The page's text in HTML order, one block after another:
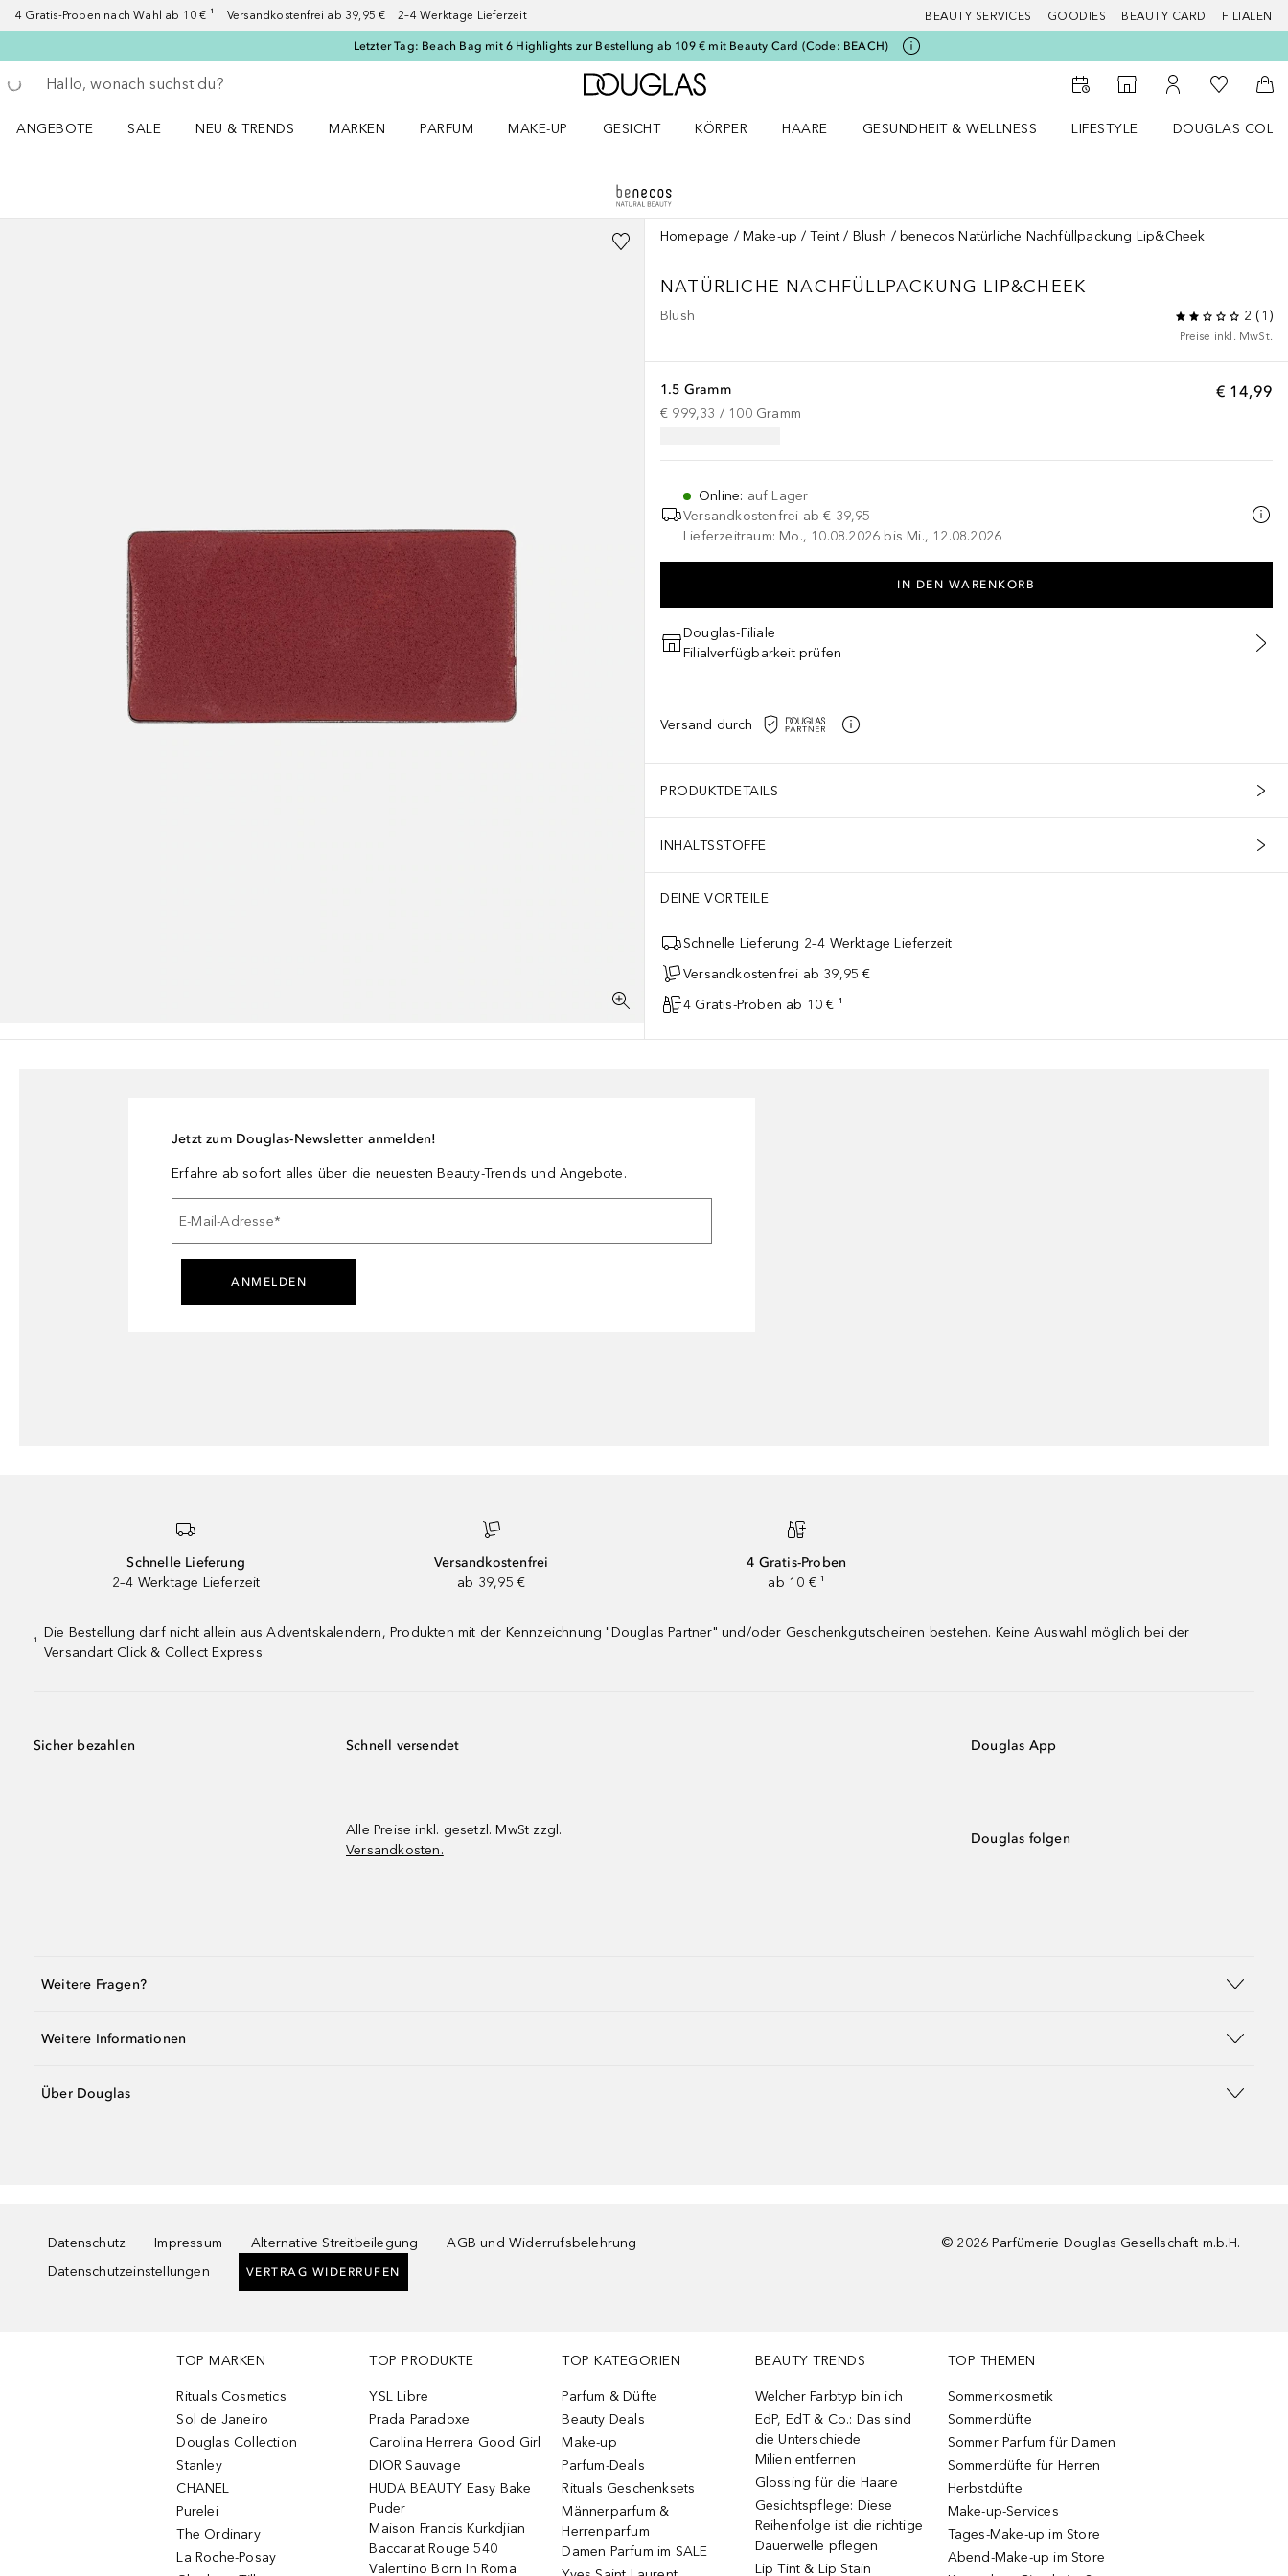
4 Gratis-Proben nach Wahl ab 10 € ¹ Versandkostenfrei ab 39,95 € 2–4 Werktage Lieferzeit BEAUTY SERVICES GOODIES BEAUTY CARD FILIALEN
Letzter Tag: Beach Bag mit 6 Highlights zur Bestellung ab 109 € mit Beauty Card (Code: BEACH)
Gehe zurück
Suche ausführen
Zur Douglas Startseite
Zum Storefinder
Zu Meinem
Zu Meiner
ANGEBOTE
SALE
NEU & TRENDS
MARKEN
PARFUM
MAKE-UP
GESICHT
KÖRPER
HAARE
GESUNDHEIT & WELLNESS
LIFESTYLE
DOUGLAS
Homepage Make-up Teint Blush benecos Natürliche Nachfüllpackung Lip&Cheek
NATÜRLICHE NACHFÜLLPACKUNG LIP&CHEEK
Blush 2 ( 1 )
Preise inkl. MwSt.
€ 14,99
1.5 Gramm
€ 999,33 / 100 Gramm
Online: auf Lager
Versandkostenfrei ab € 39,95
Lieferzeitraum: Mo., 10.08.2026 bis Mi., 12.08.2026
IN DEN WARENKORB
Douglas-Filiale
Filialverfügbarkeit prüfen
Versand durch
PRODUKTDETAILS
INHALTSSTOFFE
DEINE VORTEILE
Schnelle Lieferung 2–4 Werktage Lieferzeit
Versandkostenfrei ab 39,95 €
4 Gratis-Proben ab 10 € ¹
Jetzt zum Douglas-Newsletter anmelden!
Erfahre ab sofort alles über die neuesten Beauty-Trends und Angebote.
E-Mail-Adresse*
ANMELDEN
Schnelle Lieferung
2–4 Werktage Lieferzeit
Versandkostenfrei
ab 39,95 €
4 Gratis-Proben
ab 10 € ¹
¹
Die Bestellung darf nicht allein aus Adventskalendern, Produkten mit der Kennzeichnung "Douglas Partner" und/oder Geschenkgutscheinen bestehen. Keine Auswahl möglich bei der
Versandart Click & Collect Express
Sicher bezahlen Schnell versendet
Alle Preise inkl. gesetzl. MwSt zzgl.
Versandkosten.
Douglas App
Douglas folgen
Weitere Fragen?
Weitere Informationen
Über Douglas
Datenschutz Impressum Alternative Streitbeilegung
AGB und Widerrufsbelehrung
Datenschutzeinstellungen
VERTRAG WIDERRUFEN
© 2026 Parfümerie Douglas Gesellschaft m.b.H.
TOP MARKEN
Rituals Cosmetics
Sol de Janeiro
Douglas Collection
Stanley
CHANEL
Purelei
The Ordinary
La Roche-Posay
TOP PRODUKTE
YSL Libre
Prada Paradoxe
Carolina Herrera Good Girl
DIOR Sauvage
HUDA BEAUTY Easy Bake
Puder
Maison Francis Kurkdjian
Baccarat Rouge 540
Valentino Born In Roma
TOP KATEGORIEN
Parfum & Düfte
Beauty Deals
Make-up
Parfum-Deals
Rituals Geschenksets
Männerparfum &
Herrenparfum
Damen Parfum im SALE
BEAUTY TRENDS
Welcher Farbtyp bin ich
EdP, EdT & Co.: Das sind
die Unterschiede
Milien entfernen
Glossing für die Haare
Gesichtspflege: Diese
Reihenfolge ist die richtige
Dauerwelle pflegen
Lip Tint & Lip Stain
TOP THEMEN
Sommerkosmetik
Sommerdüfte
Sommer Parfum für Damen
Sommerdüfte für Herren
Herbstdüfte
Make-up-Services
Tages-Make-up im Store
Abend-Make-up im Store